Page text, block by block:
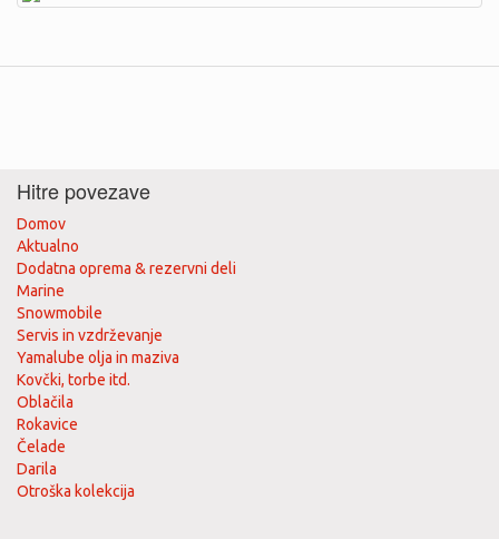
Hitre povezave
Domov
Aktualno
Dodatna oprema & rezervni deli
Marine
Snowmobile
Servis in vzdrževanje
Yamalube olja in maziva
Kovčki, torbe itd.
Oblačila
Rokavice
Čelade
Darila
Otroška kolekcija